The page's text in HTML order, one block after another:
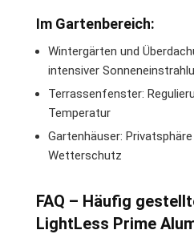
Im Gartenbereich:
Wintergärten und
intensiver
Terrassenfenster:
Temperatur
Gartenhäuser:
Wetterschutz
FAQ – Häufig
LightLess Prime